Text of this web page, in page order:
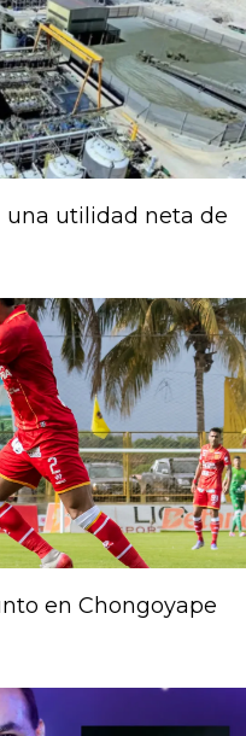
una utilidad neta de
en Chongoyape